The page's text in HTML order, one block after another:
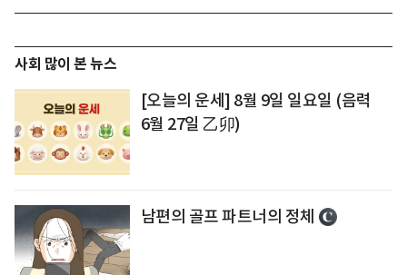
사회 많이 본 뉴스
[오늘의 운세] 8월 9일 일요일 (음력
6월 27일 乙卯)
남편의 골프 파트너의 정체